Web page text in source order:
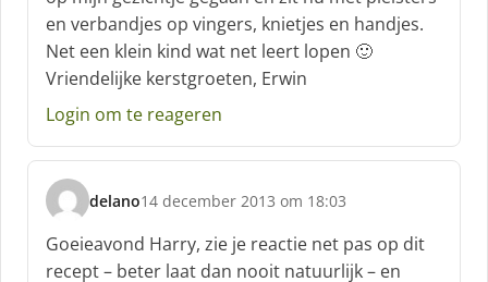
en verbandjes op vingers, knietjes en handjes.
Net een klein kind wat net leert lopen 🙂
Vriendelijke kerstgroeten, Erwin
Login om te reageren
delano
s
c
h
14 december 2013 om 18:03
Goeieavond Harry, zie je reactie net pas op dit
recept – beter laat dan nooit natuurlijk – en